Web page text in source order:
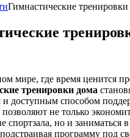
Гимнастические
мире, где время ценится
тренировки дома
доступным способом
не только
спортзала, но и заниматься
программу под